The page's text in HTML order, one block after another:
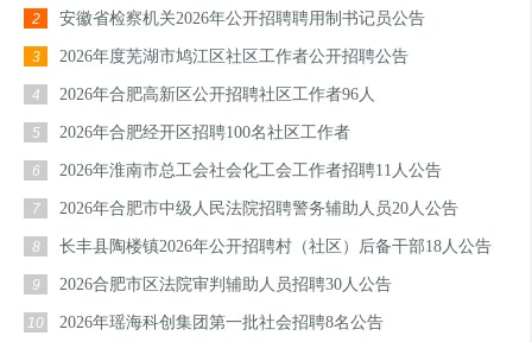
2 安徽省检察机关2026年公开招聘聘用制书记员公告
3 2026年度芜湖市鸠江区社区工作者公开招聘公告
4 2026年合肥高新区公开招聘社区工作者96人
5 2026年合肥经开区招聘100名社区工作者
6 2026年淮南市总工会社会化工会工作者招聘11人公告
7 2026年合肥市中级人民法院招聘警务辅助人员20人公告
8 长丰县陶楼镇2026年公开招聘村（社区）后备干部18人公告
9 2026合肥市区法院审判辅助人员招聘30人公告
10 2026年瑶海科创集团第一批社会招聘8名公告